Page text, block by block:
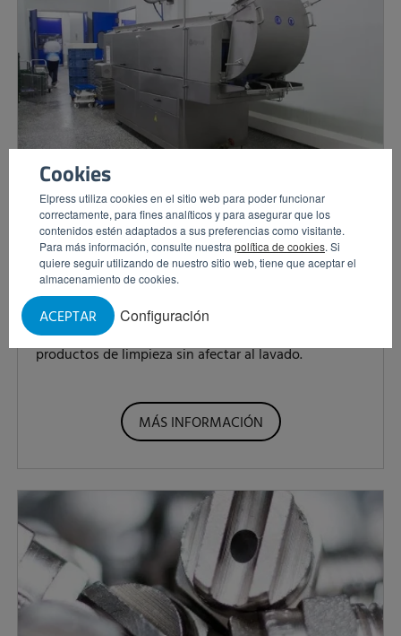
Cookies
Elpress utiliza cookies en el sitio web para poder funcionar
correctamente, para fines analíticos y para asegurar que los
contenidos estén adaptados a sus preferencias como visitante.
Para más información, consulte nuestra política de cookies. Si
quiere seguir utilizando de nuestro sitio web, tiene que aceptar el
almacenamiento de cookies.
Configuración
ACEPTAR
Sistemas de limpieza industrial
Con nuestros sistemas de limpieza industrial, lavará
portadores de carga, cajas o palés. Esto significa ser
eficientes en cuanto a costes y medio ambiente.
Nuestros sistemas economizan agua, energía y
productos de limpieza sin afectar al lavado.
MÁS INFORMACIÓN